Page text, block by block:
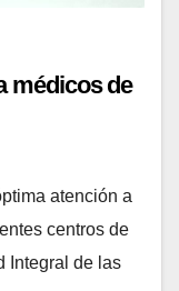
médicos de
atención a
centros de
Integral de las